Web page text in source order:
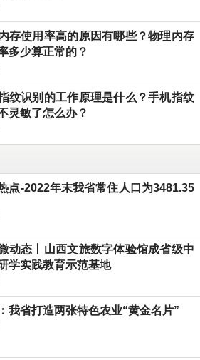
存使用率高的原因有哪些？物理内存
多少算正常的？
纹识别的工作原理是什么？手机指纹
灵敏了怎么办？
点-2022年末我省常住人口为3481.35
动态丨山西文旅数字体验馆成省级中
学实践教育示范基地
我省打造两张特色农业“黄金名片”